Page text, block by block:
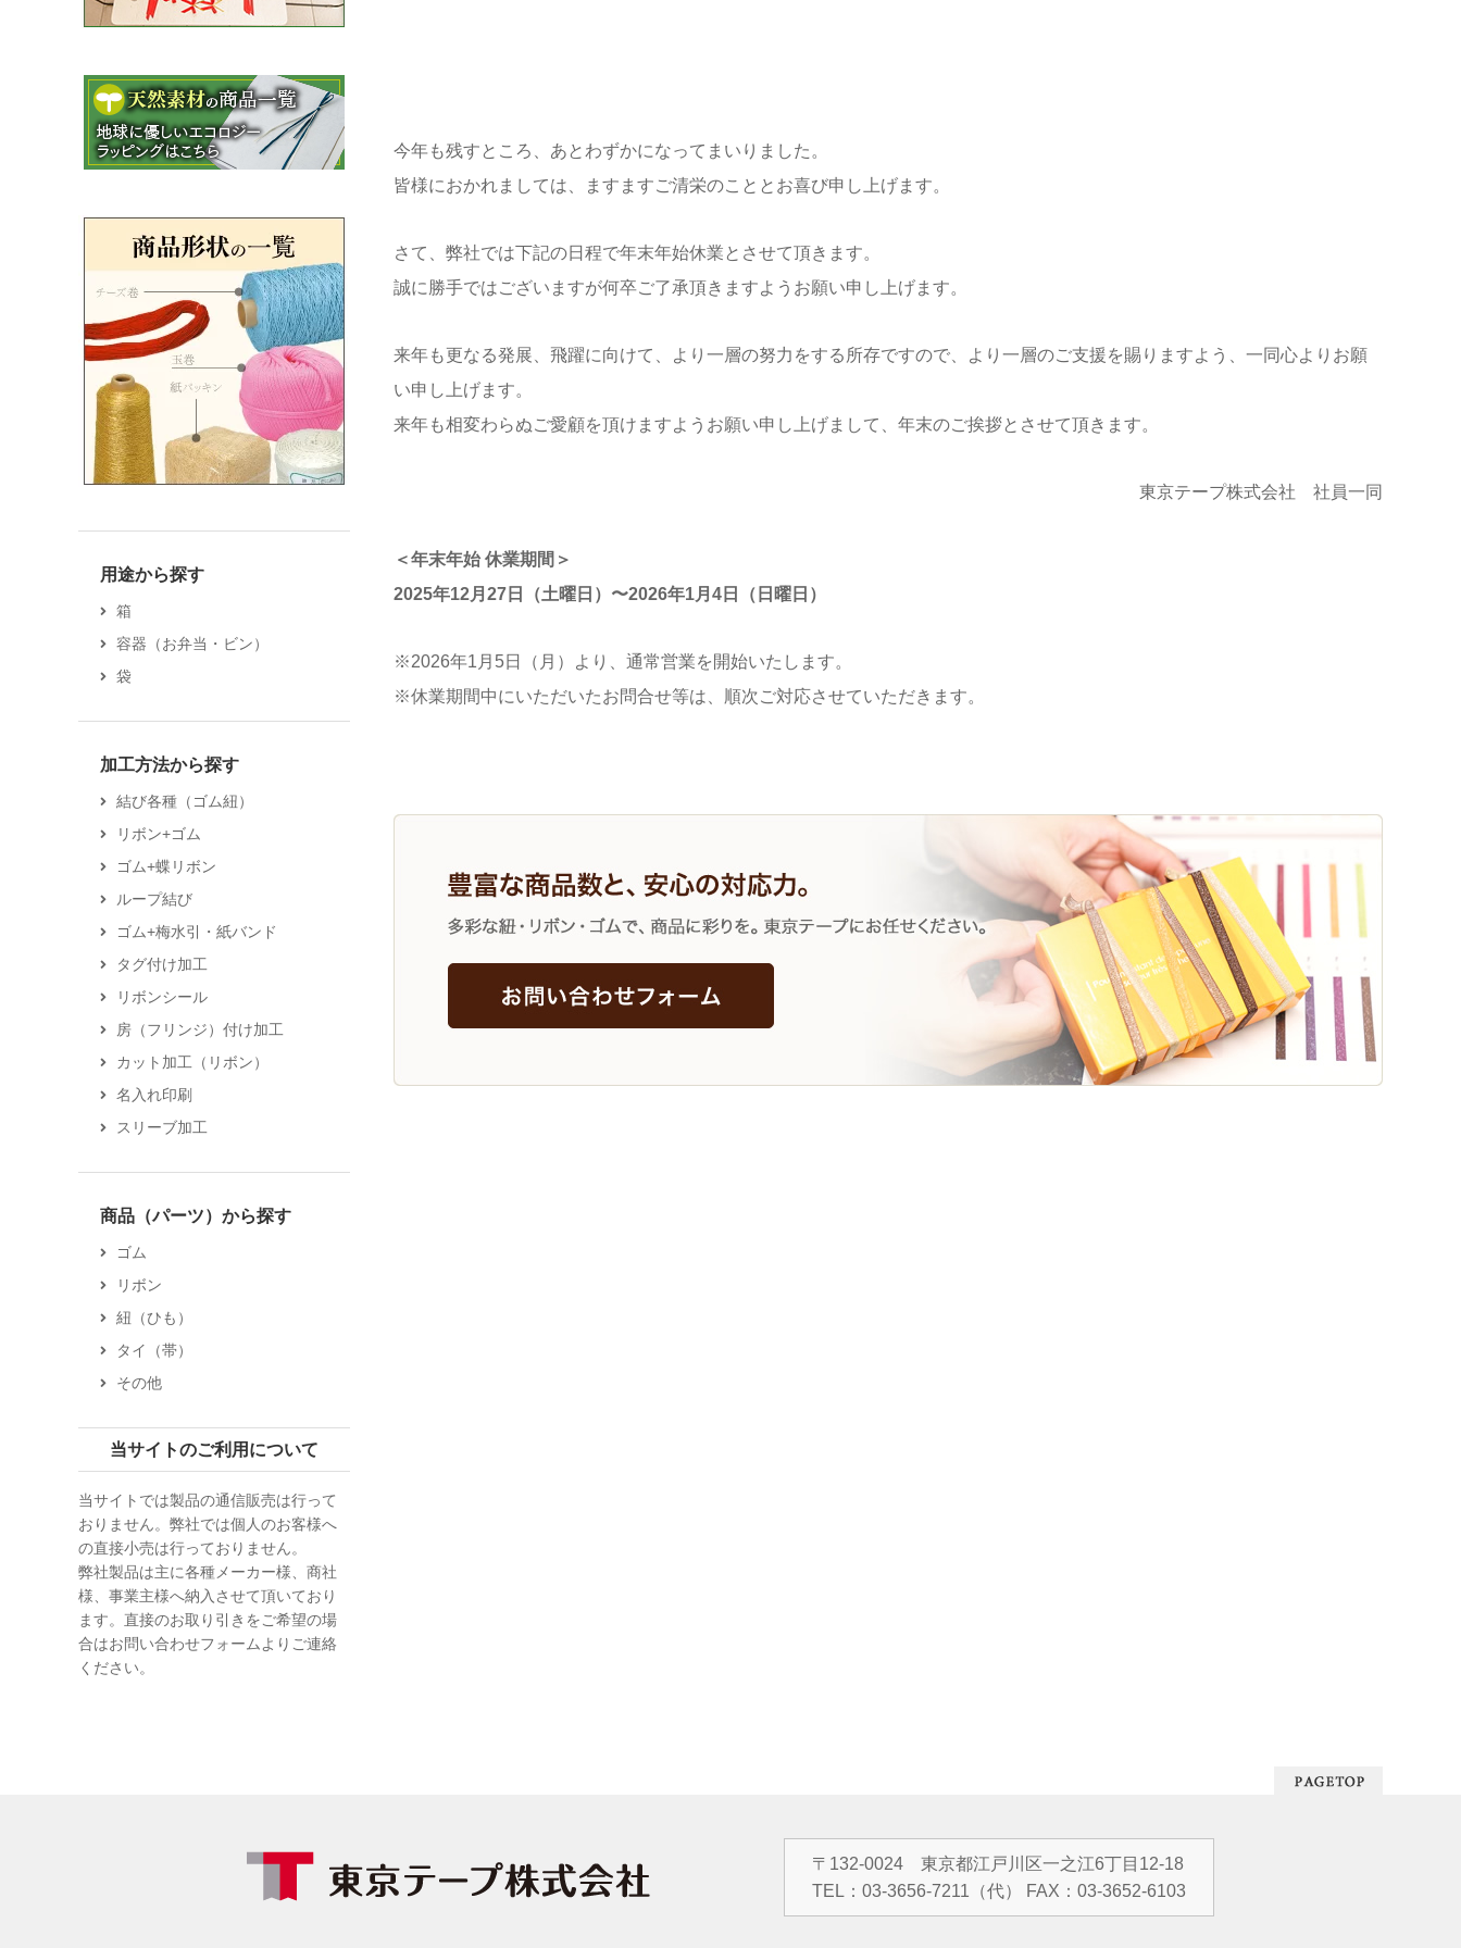
今年も残すところ、あとわずかになってまいりました。
皆様におかれましては、ますますご清栄のこととお喜び申し上げます。
さて、弊社では下記の日程で年末年始休業とさせて頂きます。
誠に勝手ではございますが何卒ご了承頂きますようお願い申し上げます。
来年も更なる発展、飛躍に向けて、より一層の努力をする所存ですので、より一層のご支援を賜りますよう、一同心よりお願
い申し上げます。
来年も相変わらぬご愛顧を頂けますようお願い申し上げまして、年末のご挨拶とさせて頂きます。
東京テープ株式会社 社員一同
＜年末年始 休業期間＞
2025年12月27日（土曜日）〜2026年1月4日（日曜日）
※2026年1月5日（月）より、通常営業を開始いたします。
※休業期間中にいただいたお問合せ等は、順次ご対応させていただきます。
用途から探す
箱
容器（お弁当・ビン）
袋
加工方法から探す
結び各種（ゴム紐）
リボン+ゴム
ゴム+蝶リボン
ループ結び
ゴム+梅水引・紙バンド
タグ付け加工
リボンシール
房（フリンジ）付け加工
カット加工（リボン）
名入れ印刷
スリーブ加工
商品（パーツ）から探す
ゴム
リボン
紐（ひも）
タイ（帯）
その他
当サイトのご利用について
当サイトでは製品の通信販売は行って
おりません。弊社では個人のお客様へ
の直接小売は行っておりません。
弊社製品は主に各種メーカー様、商社
様、事業主様へ納入させて頂いており
ます。直接のお取り引きをご希望の場
合はお問い合わせフォームよりご連絡
ください。
〒132-0024 東京都江戸川区一之江6丁目12-18
TEL： 03-3656-7211 （代） FAX：03-3652-6103